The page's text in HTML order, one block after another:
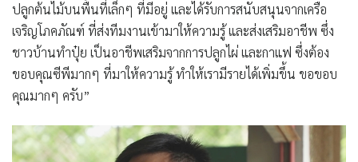
ปลูกต้นไม้บนพื้นที่เล็กๆ ที่มีอยู่ และได้รับการสนับสนุนจากเครือ
เจริญโภคภัณฑ์ ที่ส่งทีมงานเข้ามาให้ความรู้ และส่งเสริมอาชีพ ซึ่ง
ชาวบ้านทำปุ๋ย เป็นอาชีพเสริมจากการปลูกไผ่ และกาแฟ ซึ่งต้อง
ขอบคุณซีพีมากๆ ที่มาให้ความรู้ ทำให้เรามีรายได้เพิ่มขึ้น ขอขอบ
คุณมากๆ ครับ”